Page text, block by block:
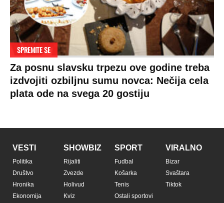
SPREMITE SE
Za posnu slavsku trpezu ove godine treba
izdvojiti ozbiljnu sumu novca: Nečija cela
plata ode na svega 20 gostiju
VESTI
Politika
Društvo
Hronika
Ekonomija
SHOWBIZ
Rijaliti
Zvezde
Holivud
Kviz
SPORT
Fudbal
Košarka
Tenis
Ostali sportovi
VIRALNO
Bizar
Svaštara
Tiktok